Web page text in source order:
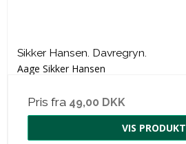
Sikker Hansen. Davregryn.
Aage Sikker Hansen
Pris fra 49,00 DKK
VIS PRODUKT